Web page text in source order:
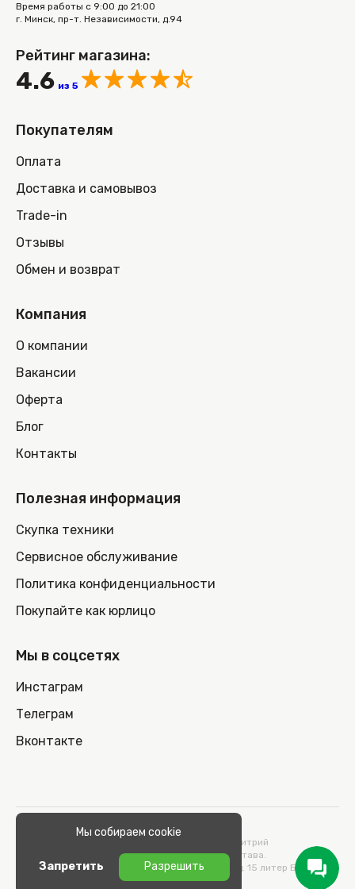
Время работы с 9:00 до 21:00
г. Минск, пр-т. Независимости, д.94
Рейтинг магазина:
4.6 из 5
Покупателям
Оплата
Доставка и самовывоз
Trade-in
Отзывы
Обмен и возврат
Компания
О компании
Вакансии
Оферта
Блог
Контакты
Полезная информация
Скупка техники
Сервисное обслуживание
Политика конфиденциальности
Покупайте как юрлицо
Мы в соцсетях
Инстаграм
Телеграм
Вконтакте
© 2026 100nout.by,
ООО «СТОНОУТБУКОВ» Директор Метельский Дмитрий
Константинович, действующий на основании Устава.
Адрес: 220100, Беларусь, г. Минск, ул. Кульман, д. 15 литер Б 9/к.
Мы собираем cookie
Запретить Разрешить